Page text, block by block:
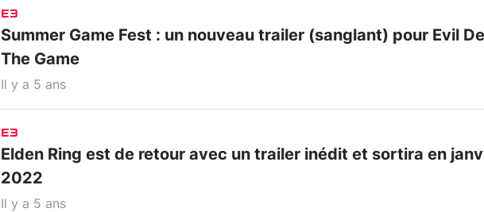
E3
Summer Game Fest : un nouveau trailer (sanglant) pour Evil
The Game
Il y a 5 ans
E3
Elden Ring est de retour avec un trailer inédit et sortira en
2022
Il y a 5 ans